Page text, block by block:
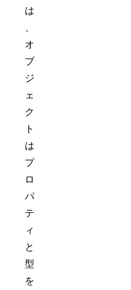
は
オ
ブ
ジ
ェ
ク
ト
は
プ
ロ
パ
テ
ィ
と
型
を